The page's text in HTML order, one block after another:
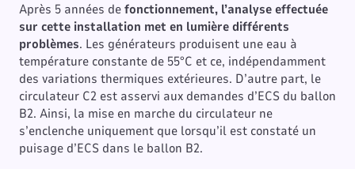
Après 5 années defonctionnement, l’analyse effectuée
sur cette installation met en lumière différents
problèmes. Les générateurs produisent une eau à
température constante de 55°C et ce, indépendamment
des variations thermiques extérieures. D’autre part, le
circulateur C2 est asservi aux demandes d’ECS du ballon
B2. Ainsi, la mise en marche du circulateur ne
s’enclenche uniquement que lorsqu’il est constaté un
puisage d’ECS dans le ballon B2.